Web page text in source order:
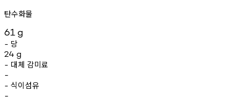
탄수화물
61 g
- 당
24 g
- 대체 감미료
-
- 식이섬유
-